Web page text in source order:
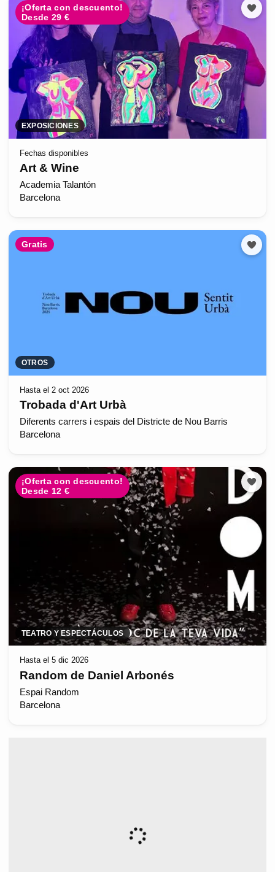
¡Oferta con descuento!
Desde 29 €
EXPOSICIONES
Fechas disponibles
Art & Wine
Academia Talantón
Barcelona
Gratis
OTROS
Hasta el 2 oct 2026
Trobada d'Art Urbà
Diferents carrers i espais del Districte de Nou Barris
Barcelona
¡Oferta con descuento!
Desde 12 €
TEATRO Y ESPECTÁCULOS
Hasta el 5 dic 2026
Random de Daniel Arbonés
Espai Random
Barcelona